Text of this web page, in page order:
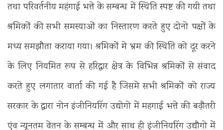
तथा परिवर्तनीय महंगाई भत्ते के सम्बन्ध में स्थिति स्पष्ट की गयी तथा
श्रमिकों की सभी समस्याओं का निस्तारण करते हुए दोनो पक्षों के
मध्य समझौता कराया गया। श्रमिकों मे भ्रम की स्थिति को दूर करने
के लिए नियमित रूप से हरिद्वार क्षेत्र के विभिन्न श्रमिकों से संवाद
करते हुए लगातार वार्ता की गई है जिसमे सभी श्रमिकों को राज्य
सरकार के द्वारा नोन इंजीनियरिंग उद्योगो में महगाई भत्ते की बढ़ौतरी
एंव न्यूनतम वेतन के सम्बन्ध में और साथ ही इंजीनियरिंग उद्यौगो में